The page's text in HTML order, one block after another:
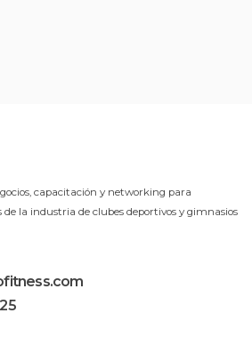
capacitación y networking para
de la industria de clubes deportivos y gimnasios